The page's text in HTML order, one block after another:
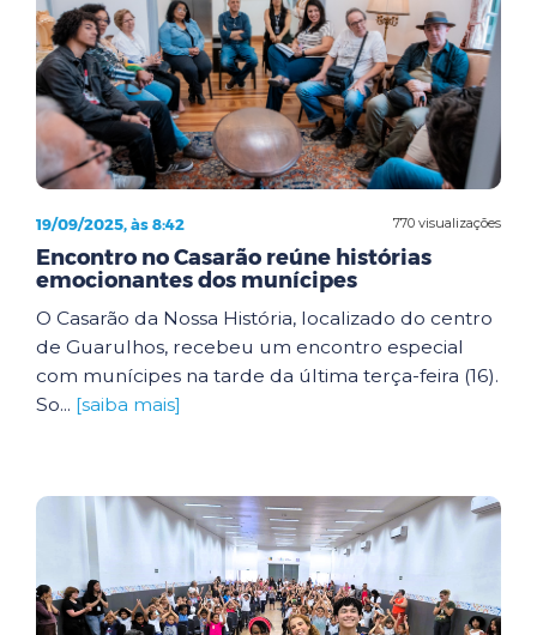
770 visualizações
19/09/2025, às 8:42
Encontro no Casarão reúne histórias
emocionantes dos munícipes
O Casarão da Nossa História, localizado do centro
de Guarulhos, recebeu um encontro especial
com munícipes na tarde da última terça-feira (16).
So... [saiba mais]